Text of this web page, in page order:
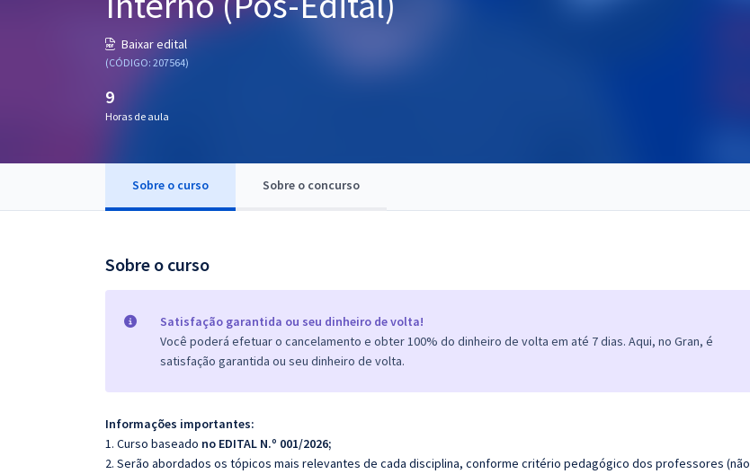
Baixar edital
(CÓDIGO: 207564)
9
Horas de aula
Sobre o curso Sobre o concurso
Sobre o curso
Satisfação garantida ou seu dinheiro de volta!
Você poderá efetuar o cancelamento e obter 100% do dinheiro de volta em até 7 dias. Aqui, no Gran, é
satisfação garantida ou seu dinheiro de volta.
Informações importantes:
1. Curso baseado no EDITAL N.º 001/2026;
2. Serão abordados os tópicos mais relevantes de cada disciplina, conforme critério pedagógico dos professores (não